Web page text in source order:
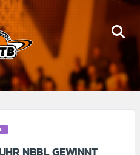
NBBL GEWINNT